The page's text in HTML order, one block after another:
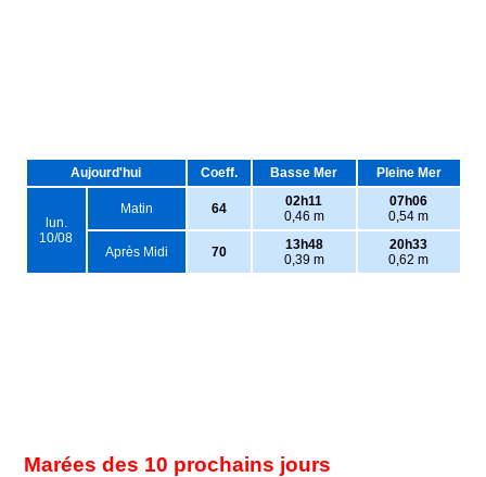
Aujourd'hui Coeff. Basse Mer Pleine Mer
lun.
10/08
Matin 64
02h11
0,46 m
07h06
0,54 m
Après Midi 70
13h48
0,39 m
20h33
0,62 m
Marées des 10 prochains jours